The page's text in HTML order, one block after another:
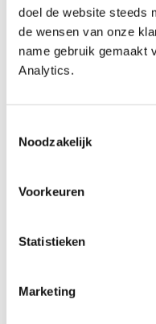
doel de website steeds
de wensen van onze
name gebruik gemaakt
Analytics.
Noodzakelijk
Voorkeuren
Statistieken
Marketing
Op